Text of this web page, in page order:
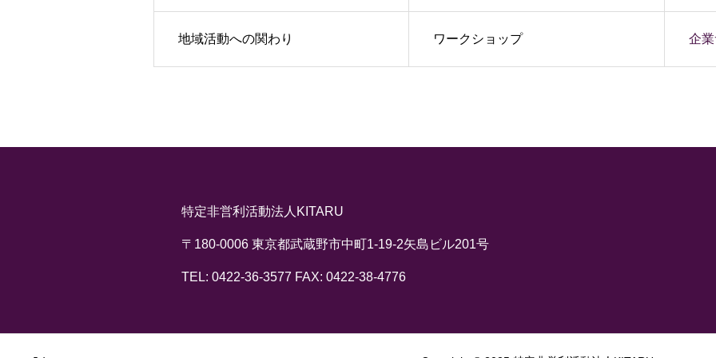
地域活動への関わり ワークショップ 企
特定非営利活動法人KITARU
〒180-0006 東京都武蔵野市中町1-19-2矢島ビル201号
TEL: 0422-36-3577 FAX: 0422-38-4776